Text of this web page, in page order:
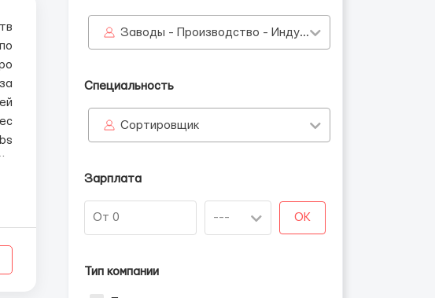
Заводы - Производство - Индустрия
Специальность
Сортировщик
Зарплата
OK
Тип компании